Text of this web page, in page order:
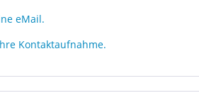
eMail.
Kontaktaufnahme.